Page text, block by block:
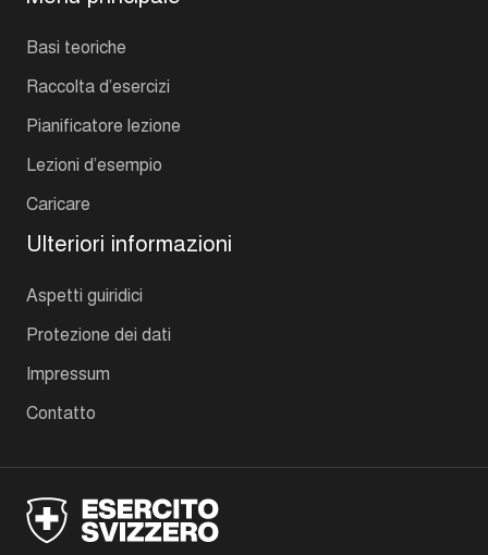
Basi teoriche
Raccolta d’esercizi
Pianificatore lezione
Lezioni d’esempio
Caricare
Ulteriori informazioni
Aspetti guiridici
Protezione dei dati
Impressum
Contatto